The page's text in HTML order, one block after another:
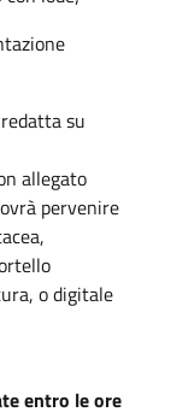
su
allegato
pervenire
o digitale
entro le ore